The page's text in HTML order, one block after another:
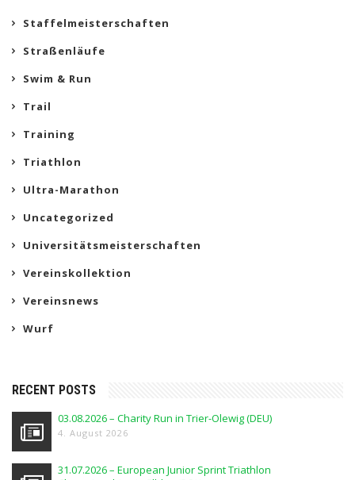
Staffelmeisterschaften
Straßenläufe
Swim & Run
Trail
Training
Triathlon
Ultra-Marathon
Uncategorized
Universitätsmeisterschaften
Vereinskollektion
Vereinsnews
Wurf
RECENT POSTS
03.08.2026 – Charity Run in Trier-Olewig (DEU)
4. August 2026
31.07.2026 – European Junior Sprint Triathlon